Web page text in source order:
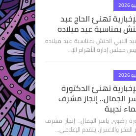
تهنئ الحاج عبد
بمناسبة عيد ميلاده
عبد النبي الحنش بمناسبة عيد ميلاده
مجلس إدارة الأهرام الإ…
تهنئ الدكتورة
الجمال.. إنجاز مشرف
نديبة
رضوى ياسر الجمال.. إنجاز مشرف
والاعتزاز، يتقدم الإعلامي…